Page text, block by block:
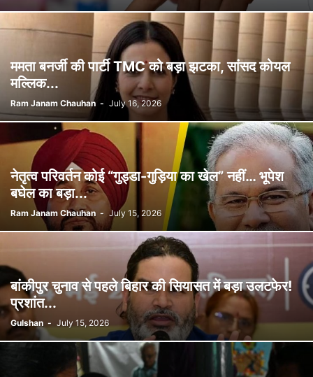
ममता बनर्जी की पार्टी TMC को बड़ा झटका, सांसद कोयल
मल्लिक...
Ram Janam Chauhan - July 16, 2026
नेतृत्व परिवर्तन कोई “गुड्डा-गुड़िया का खेल” नहीं… भूपेश
बघेल का बड़ा...
Ram Janam Chauhan - July 15, 2026
बांकीपुर चुनाव से पहले बिहार की सियासत में बड़ा उलटफेर!
प्रशांत...
Gulshan - July 15, 2026